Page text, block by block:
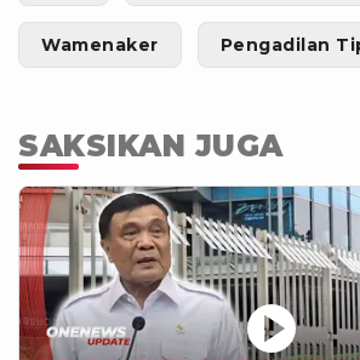
Wamenaker Pengadilan
SAKSIKAN JUGA